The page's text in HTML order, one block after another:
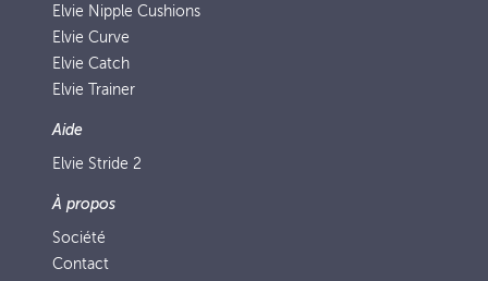
Elvie Nipple Cushions
Elvie Curve
Elvie Catch
Elvie Trainer
Aide
Elvie Stride 2
À propos
Société
Contact